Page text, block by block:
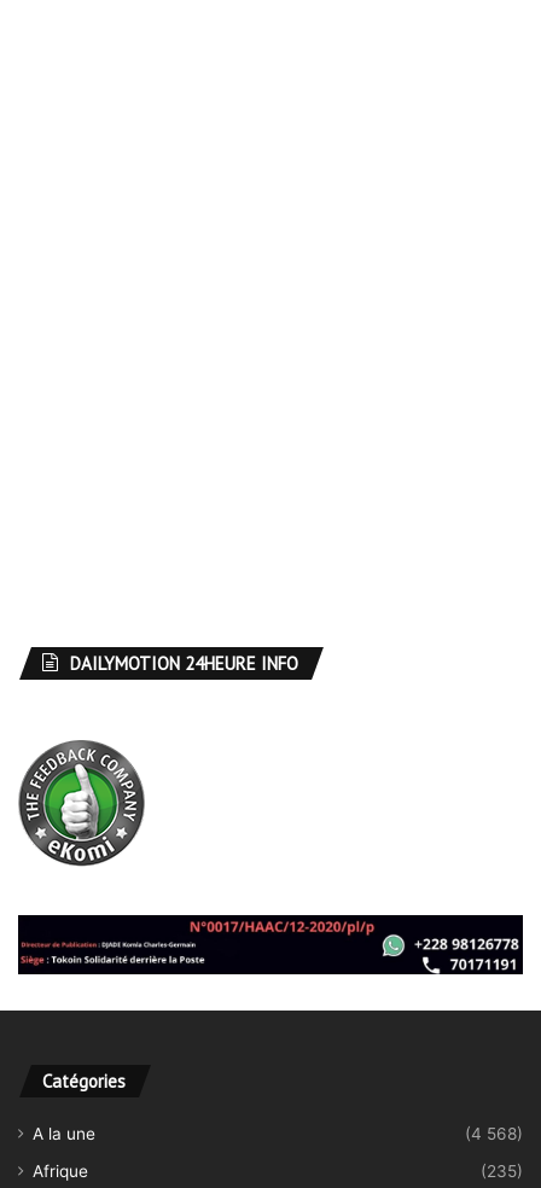
DAILYMOTION 24HEURE INFO
Catégories
A la une
(4 568)
Afrique
(235)